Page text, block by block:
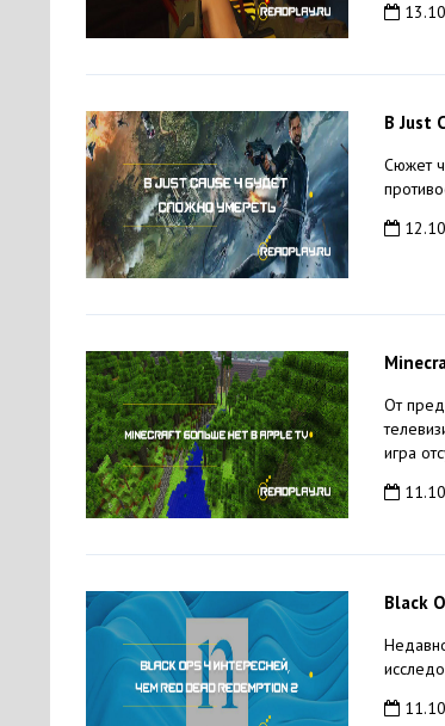
В Just
Сюжет
От
игра
Black